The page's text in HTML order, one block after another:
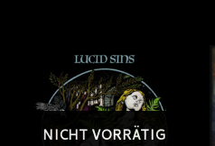
NICHT VORRÄTIG